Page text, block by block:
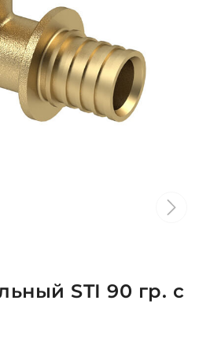
STI 90 гр. с